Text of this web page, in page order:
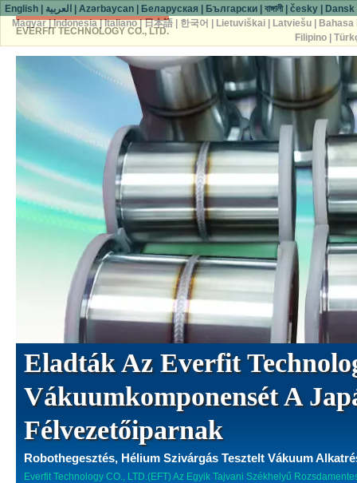
EVERFIT TECHNOLOGY CO., LTD.
Eladták Az Everfit
Vákuumkomponensét A
Félvezetőiparnak
Robothegesztés, Hélium Szivárgás Tesztelt Vákuum
Everfit Technology CO., LTD.(EFT) Az Egyik Tajvani Székhelyű
English العربية |Azərbaycan Беларуская Български |বাঙ্গালী|česky Dansk
Magyar|Indonesia|Italiano|日本語| 한국어 Lietuviškai| Latviešu|
Bahasa
Filipino|